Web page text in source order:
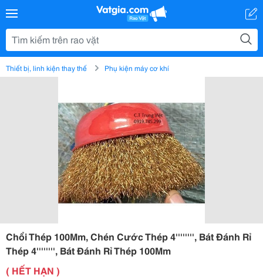
Thiết bị, linh kiện thay thế Phụ kiện máy cơ khí
Chổi Thép 100Mm, Chén Cước Thép 4'''''''', Bát Đánh Rỉ
Thép 4'''''''', Bát Đánh Rỉ Thép 100Mm
( HẾT HẠN )